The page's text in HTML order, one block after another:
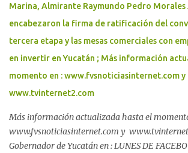
Marina, Almirante Raymundo Pedro Morales
encabezaron la firma de ratificación del
tercera etapa y las mesas comerciales con
en invertir en Yucatán ; Más información
momento en : www.fvsnoticiasinternet.com y
www.tvinternet2.com
Más información actualizada hasta el
www.fvsnoticiasinternet.com y
Gobernador de Yucatán en : LUNES DE